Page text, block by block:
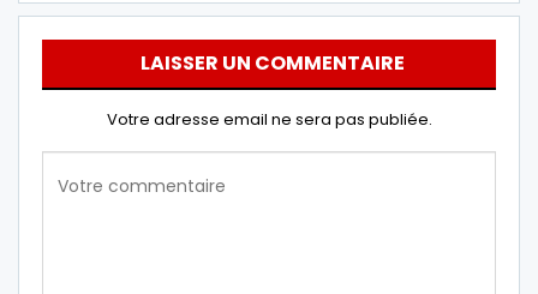
LAISSER UN COMMENTAIRE
Votre adresse email ne sera pas publiée.